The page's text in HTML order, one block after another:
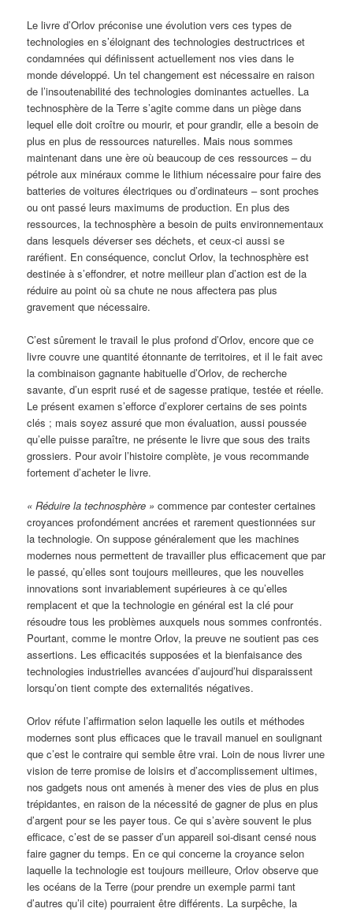
Le livre d’Orlov préconise une évolution vers ces types de
technologies en s’éloignant des technologies destructrices et
condamnées qui définissent actuellement nos vies dans le
monde développé. Un tel changement est nécessaire en raison
de l’insoutenabilité des technologies dominantes actuelles. La
technosphère de la Terre s’agite comme dans un piège dans
lequel elle doit croître ou mourir, et pour grandir, elle a besoin de
plus en plus de ressources naturelles. Mais nous sommes
maintenant dans une ère où beaucoup de ces ressources – du
pétrole aux minéraux comme le lithium nécessaire pour faire des
batteries de voitures électriques ou d’ordinateurs – sont proches
ou ont passé leurs maximums de production. En plus des
ressources, la technosphère a besoin de puits environnementaux
dans lesquels déverser ses déchets, et ceux-ci aussi se
raréfient. En conséquence, conclut Orlov, la technosphère est
destinée à s’effondrer, et notre meilleur plan d’action est de la
réduire au point où sa chute ne nous affectera pas plus
gravement que nécessaire.
C’est sûrement le travail le plus profond d’Orlov, encore que ce
livre couvre une quantité étonnante de territoires, et il le fait avec
la combinaison gagnante habituelle d’Orlov, de recherche
savante, d’un esprit rusé et de sagesse pratique, testée et réelle.
Le présent examen s’efforce d’explorer certains de ses points
clés ; mais soyez assuré que mon évaluation, aussi poussée
qu’elle puisse paraître, ne présente le livre que sous des traits
grossiers. Pour avoir l’histoire complète, je vous recommande
fortement d’acheter le livre.
« Réduire la technosphère » commence par contester certaines
croyances profondément ancrées et rarement questionnées sur
la technologie. On suppose généralement que les machines
modernes nous permettent de travailler plus efficacement que par
le passé, qu’elles sont toujours meilleures, que les nouvelles
innovations sont invariablement supérieures à ce qu’elles
remplacent et que la technologie en général est la clé pour
résoudre tous les problèmes auxquels nous sommes confrontés.
Pourtant, comme le montre Orlov, la preuve ne soutient pas ces
assertions. Les efficacités supposées et la bienfaisance des
technologies industrielles avancées d’aujourd’hui disparaissent
lorsqu’on tient compte des externalités négatives.
Orlov réfute l’affirmation selon laquelle les outils et méthodes
modernes sont plus efficaces que le travail manuel en soulignant
que c’est le contraire qui semble être vrai. Loin de nous livrer une
vision de terre promise de loisirs et d’accomplissement ultimes,
nos gadgets nous ont amenés à mener des vies de plus en plus
trépidantes, en raison de la nécessité de gagner de plus en plus
d’argent pour se les payer tous. Ce qui s’avère souvent le plus
efficace, c’est de se passer d’un appareil soi-disant censé nous
faire gagner du temps. En ce qui concerne la croyance selon
laquelle la technologie est toujours meilleure, Orlov observe que
les océans de la Terre (pour prendre un exemple parmi tant
d’autres qu’il cite) pourraient être différents. La surpêche, la